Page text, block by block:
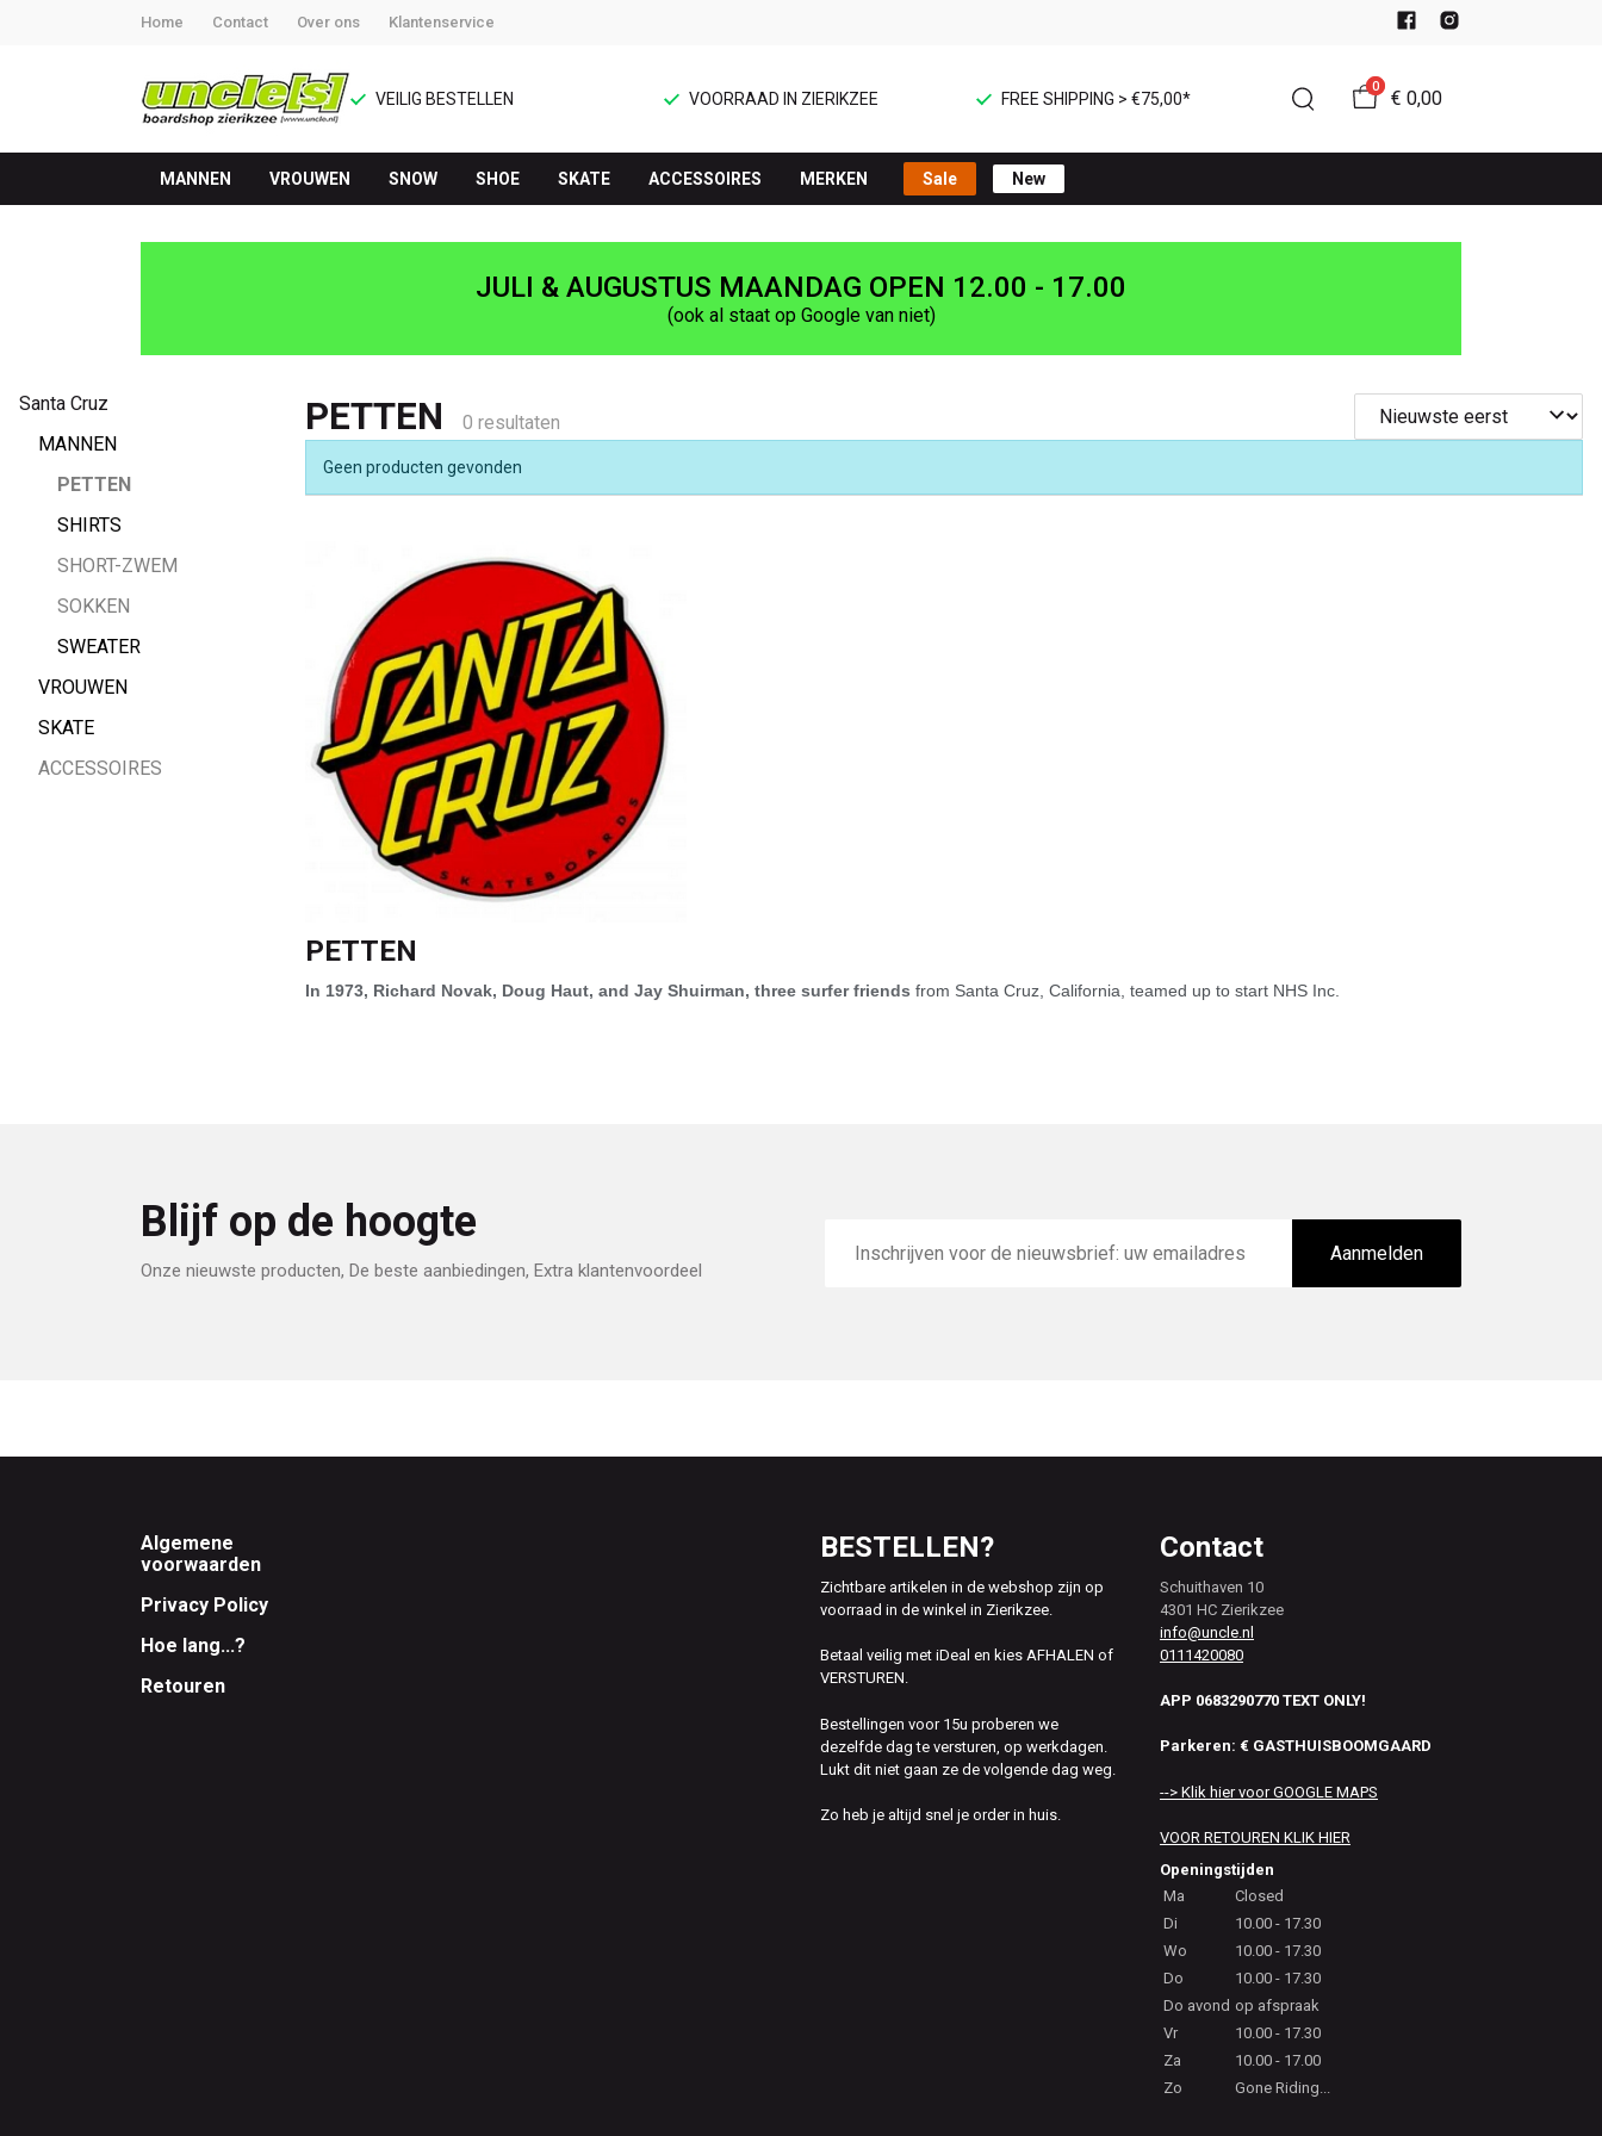
Home Contact Over ons Klantenservice
VEILIG BESTELLEN VOORRAAD IN ZIERIKZEE FREE SHIPPING > €75,00*
0
€ 0,00
MANNEN VROUWEN SNOW SHOE SKATE ACCESSOIRES MERKEN Sale New
PETTEN
UNCLE[S]
Boardshop
JULI & AUGUSTUS MAANDAG OPEN 12.00 - 17.00
(ook al staat op Google van niet)
Santa Cruz
MANNEN
PETTEN
SHIRTS
SHORT-ZWEM
SOKKEN
SWEATER
VROUWEN
SKATE
ACCESSOIRES
PETTEN 0 resultaten
Geen producten gevonden
PETTEN
In 1973, Richard Novak, Doug Haut, and Jay Shuirman, three surfer friends from Santa Cruz, California, teamed up to start NHS Inc.
Blijf op de hoogte
Onze nieuwste producten, De beste aanbiedingen, Extra klantenvoordeel
mailadres
Aanmelden
Footer
Algemene
voorwaarden
Privacy Policy
Hoe lang...?
Retouren
BESTELLEN?
Zichtbare artikelen in de webshop zijn op
voorraad in de winkel in Zierikzee.
Betaal veilig met iDeal en kies AFHALEN of
VERSTUREN.
Bestellingen voor 15u proberen we
dezelfde dag te versturen, op werkdagen.
Lukt dit niet gaan ze de volgende dag weg.
Zo heb je altijd snel je order in huis.
Contact
Schuithaven 10
4301 HC Zierikzee
info@uncle.nl
0111420080
APP 0683290770 TEXT ONLY!
Parkeren: € GASTHUISBOOMGAARD
--> Klik hier voor GOOGLE MAPS
VOOR RETOUREN KLIK HIER
Openingstijden
Ma
Closed
Di
10.00 - 17.30
Wo
10.00 - 17.30
Do
10.00 - 17.30
Do avond op afspraak
Vr
10.00 - 17.30
Za
10.00 - 17.00
Zo
Gone Riding...